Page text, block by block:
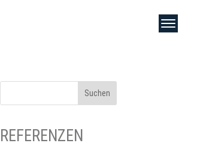
REFERENZEN